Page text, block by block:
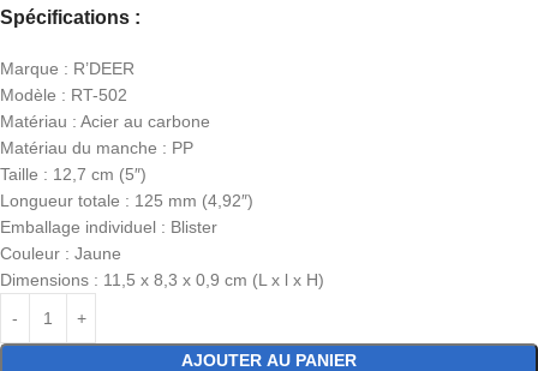
Spécifications :
Marque : R’DEER
Modèle : RT-502
Matériau : Acier au carbone
Matériau du manche : PP
Taille : 12,7 cm (5″)
Longueur totale : 125 mm (4,92″)
Emballage individuel : Blister
Couleur : Jaune
Dimensions : 11,5 x 8,3 x 0,9 cm (L x l x H)
AJOUTER AU PANIER